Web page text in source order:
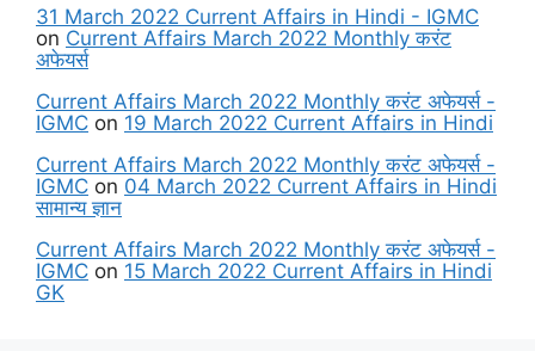
31 March 2022 Current Affairs in Hindi - IGMC
on Current Affairs March 2022 Monthly करंट
अफेयर्स
Current Affairs March 2022 Monthly करंट अफेयर्स -
IGMC on 19 March 2022 Current Affairs in Hindi
Current Affairs March 2022 Monthly करंट अफेयर्स -
IGMC on 04 March 2022 Current Affairs in Hindi
सामान्य ज्ञान
Current Affairs March 2022 Monthly करंट अफेयर्स -
IGMC on 15 March 2022 Current Affairs in Hindi
GK